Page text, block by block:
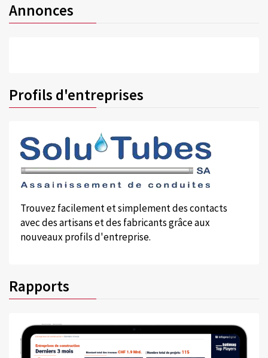
Annonces
Profils d'entreprises
Trouvez facilement et simplement des contacts
avec des artisans et des fabricants grâce aux
nouveaux profils d'entreprise.
Rapports